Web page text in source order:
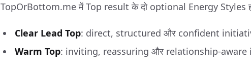
TopOrBottom.me में Top result के दो optional Energy Styles
Clear Lead Top: direct, structured और confident
Warm Top: inviting, reassuring और relationship-aware